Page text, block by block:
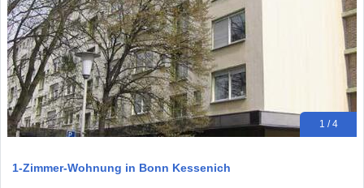
1 / 4
1-Zimmer-Wohnung in Bonn Kessenich